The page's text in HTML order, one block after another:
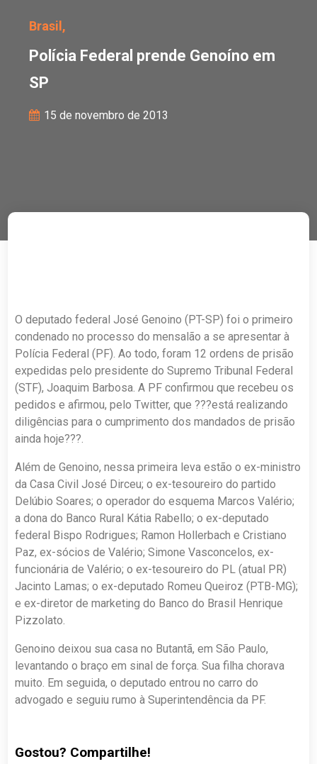
Brasil,
Polícia Federal prende Genoíno em
SP
15 de novembro de 2013
O deputado federal José Genoino (PT-SP) foi o primeiro
condenado no processo do mensalão a se apresentar à
Polícia Federal (PF). Ao todo, foram 12 ordens de prisão
expedidas pelo presidente do Supremo Tribunal Federal
(STF), Joaquim Barbosa. A PF confirmou que recebeu os
pedidos e afirmou, pelo Twitter, que ???está realizando
diligências para o cumprimento dos mandados de prisão
ainda hoje???.
Além de Genoino, nessa primeira leva estão o ex-ministro
da Casa Civil José Dirceu; o ex-tesoureiro do partido
Delúbio Soares; o operador do esquema Marcos Valério;
a dona do Banco Rural Kátia Rabello; o ex-deputado
federal Bispo Rodrigues; Ramon Hollerbach e Cristiano
Paz, ex-sócios de Valério; Simone Vasconcelos, ex-
funcionária de Valério; o ex-tesoureiro do PL (atual PR)
Jacinto Lamas; o ex-deputado Romeu Queiroz (PTB-MG);
e ex-diretor de marketing do Banco do Brasil Henrique
Pizzolato.
Genoino deixou sua casa no Butantã, em São Paulo,
levantando o braço em sinal de força. Sua filha chorava
muito. Em seguida, o deputado entrou no carro do
advogado e seguiu rumo à Superintendência da PF.
Gostou? Compartilhe!